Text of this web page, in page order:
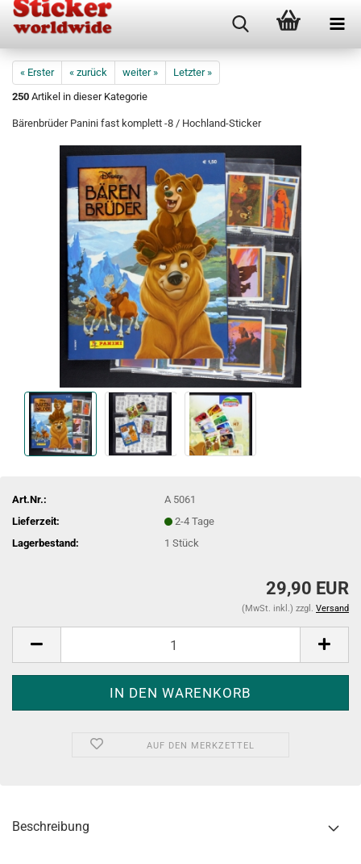
« Erster « zurück weiter »
Letzter »
250 Artikel in dieser Kategorie
Bärenbrüder Panini fast komplett -8 / Hochland-Sticker
Art.Nr.:
A 5061
Lieferzeit:
2-4 Tage
Lagerbestand:
1Stück
29,90 EUR
(MwSt. inkl.) zzgl. Versand
AUF DEN MERKZETTEL
Beschreibung